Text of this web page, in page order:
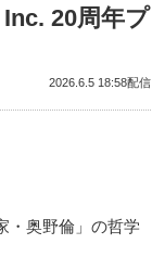
20周年プ
2026.6.5 18:58配信
・奥野倫」の哲学